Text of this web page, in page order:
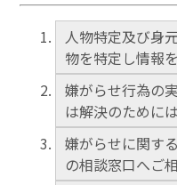
人物特定及び身
物を特定し情報を
嫌がらせ行為の
は解決のために
嫌がらせに関す
の相談窓口へご